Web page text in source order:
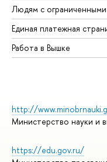
Людям с
Единая платежная
Работа в Вышке
http://
Министерство науки и
https://edu.gov.ru/